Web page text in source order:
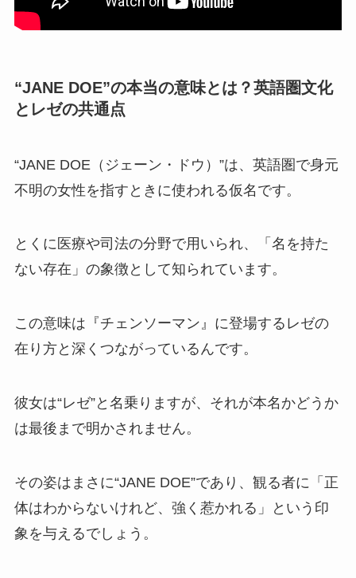
“JANE DOE”の本当の意味とは？英語圏文化
とレゼの共通点
“JANE DOE（ジェーン・ドウ）”は、英語圏で身元
不明の女性を指すときに使われる仮名です。
とくに医療や司法の分野で用いられ、「名を持た
ない存在」の象徴として知られています。
この意味は『チェンソーマン』に登場するレゼの
在り方と深くつながっているんです。
彼女は“レゼ”と名乗りますが、それが本名かどうか
は最後まで明かされません。
その姿はまさに“JANE DOE”であり、観る者に「正
体はわからないけれど、強く惹かれる」という印
象を与えるでしょう。